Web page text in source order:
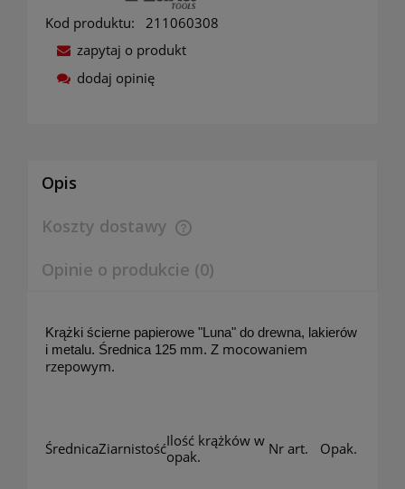
Kod produktu:
211060308
zapytaj o produkt
dodaj opinię
Opis
Koszty dostawy
Cena nie zawiera ewentualnych kosztów płatności
Opinie o produkcie (0)
Krążki ścierne papierowe "Luna" do drewna, lakierów
i metalu. Średnica 125 mm. Z mocowaniem
rzepowym.
ŚrednicaZiarnistośćIlość krążków w
opak.
Nr art. Opak.